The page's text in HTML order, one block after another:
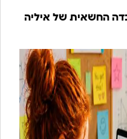
החשאית של איליה